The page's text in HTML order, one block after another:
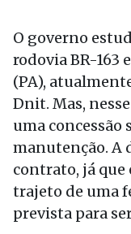
O governo
rodovia BR-
(PA),
Dnit. Mas,
uma concessão
manutenção. A
contrato, já que
trajeto de uma
prevista para